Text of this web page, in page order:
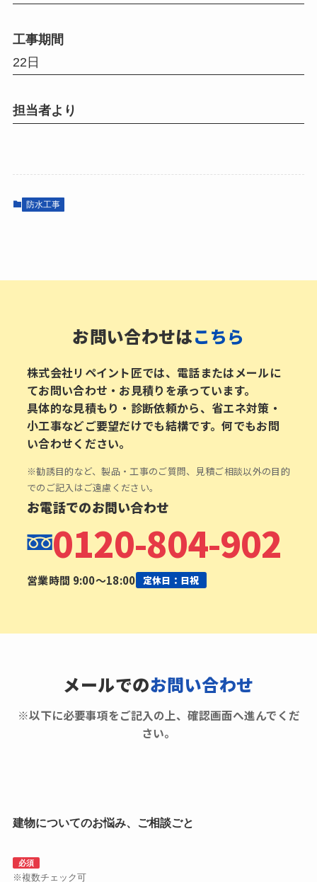
工事期間
22日
担当者より
防水工事
お問い合わせはこちら
株式会社リペイント匠では、電話またはメールに
てお問い合わせ・お見積りを承っています。
具体的な見積もり・診断依頼から、省エネ対策・
小工事などご要望だけでも結構です。何でもお問
い合わせください。
※勧誘目的など、製品・工事のご質問、見積ご相談以外の目的
でのご記入はご遠慮ください。
お電話でのお問い合わせ
0120-804-902
営業時間 9:00〜18:00 定休日：日祝
メールでのお問い合わせ
※以下に必要事項をご記入の上、確認画面へ進んでくだ
さい。
建物についてのお悩み、ご相談ごと
必須
※複数チェック可